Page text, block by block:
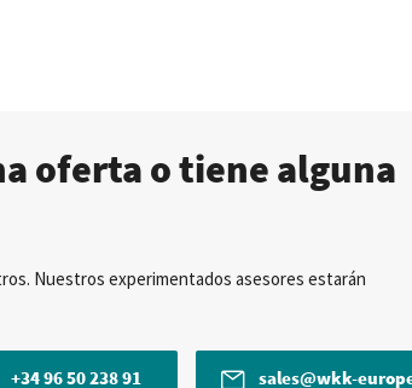
oferta o tiene alguna
Nuestros experimentados asesores estarán
+34 96 50 238 91 sales@wkk-